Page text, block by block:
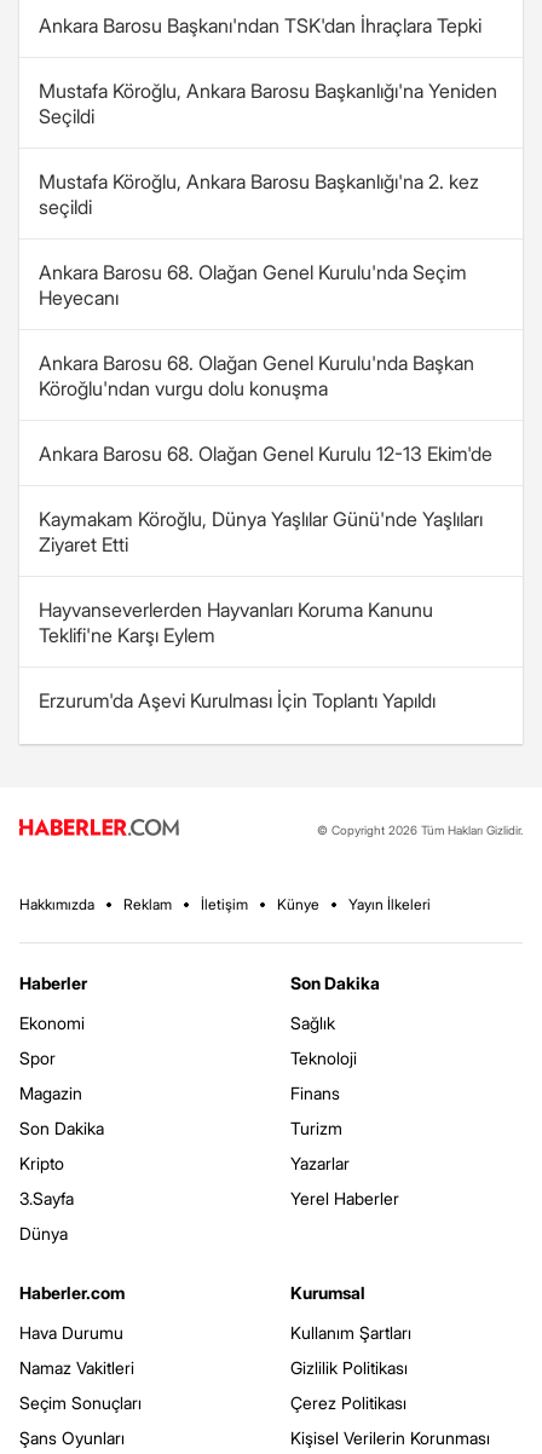
Ankara Barosu Başkanı'ndan TSK'dan İhraçlara Tepki
Mustafa Köroğlu, Ankara Barosu Başkanlığı'na Yeniden
Seçildi
Mustafa Köroğlu, Ankara Barosu Başkanlığı'na 2. kez
seçildi
Ankara Barosu 68. Olağan Genel Kurulu'nda Seçim
Heyecanı
Ankara Barosu 68. Olağan Genel Kurulu'nda Başkan
Köroğlu'ndan vurgu dolu konuşma
Ankara Barosu 68. Olağan Genel Kurulu 12-13 Ekim'de
Kaymakam Köroğlu, Dünya Yaşlılar Günü'nde Yaşlıları
Ziyaret Etti
Hayvanseverlerden Hayvanları Koruma Kanunu
Teklifi'ne Karşı Eylem
Erzurum'da Aşevi Kurulması İçin Toplantı Yapıldı
© Copyright 2026 Tüm Hakları Gizlidir.
Hakkımızda Reklam İletişim Künye Yayın İlkeleri
Haberler
Ekonomi
Spor
Magazin
Son Dakika
Kripto
3.Sayfa
Dünya
Son Dakika
Sağlık
Teknoloji
Finans
Turizm
Yazarlar
Yerel Haberler
Haberler.com
Hava Durumu
Namaz Vakitleri
Seçim Sonuçları
Şans Oyunları
Kurumsal
Kullanım Şartları
Gizlilik Politikası
Çerez Politikası
Kişisel Verilerin Korunması